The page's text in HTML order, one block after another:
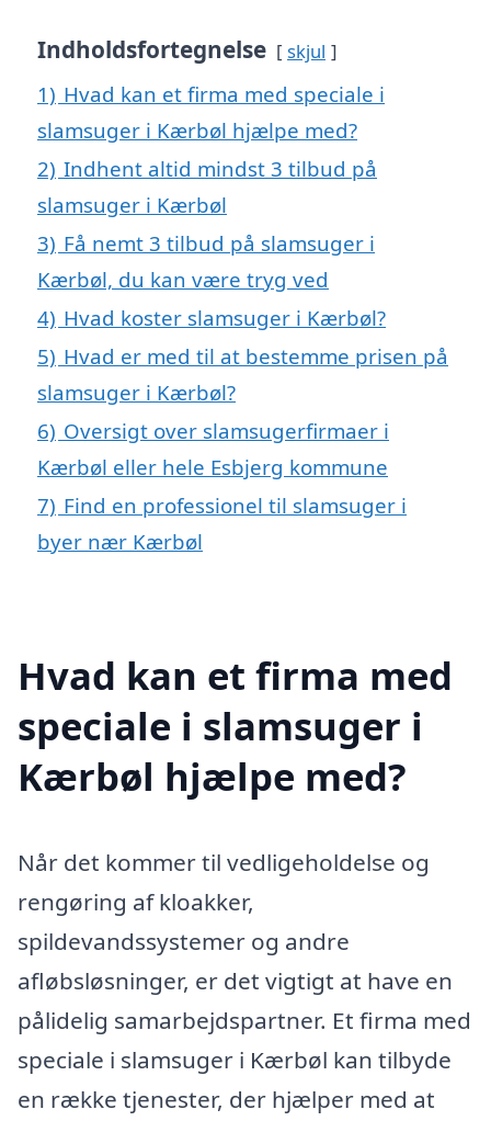
Indholdsfortegnelse skjul
1) Hvad kan et firma med speciale i
slamsuger i Kærbøl hjælpe med?
2) Indhent altid mindst 3 tilbud på
slamsuger i Kærbøl
3) Få nemt 3 tilbud på slamsuger i
Kærbøl, du kan være tryg ved
4) Hvad koster slamsuger i Kærbøl?
5) Hvad er med til at bestemme prisen på
slamsuger i Kærbøl?
6) Oversigt over slamsugerfirmaer i
Kærbøl eller hele Esbjerg kommune
7) Find en professionel til slamsuger i
byer nær Kærbøl
Hvad kan et firma med
speciale i slamsuger i
Kærbøl hjælpe med?
Når det kommer til vedligeholdelse og
rengøring af kloakker,
spildevandssystemer og andre
afløbsløsninger, er det vigtigt at have en
pålidelig samarbejdspartner. Et firma med
speciale i slamsuger i Kærbøl kan tilbyde
en række tjenester, der hjælper med at